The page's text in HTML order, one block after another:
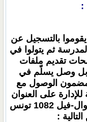
:
بالتسجيل عن
ثم يتولوا في
تقديم ملفات
وصل يسلّم في
مضمون الوصول مع
للإدارة على العنوان
التالي : 24، شارع الحكيم كلمات ميتوال-فيل 1082 تونس
: